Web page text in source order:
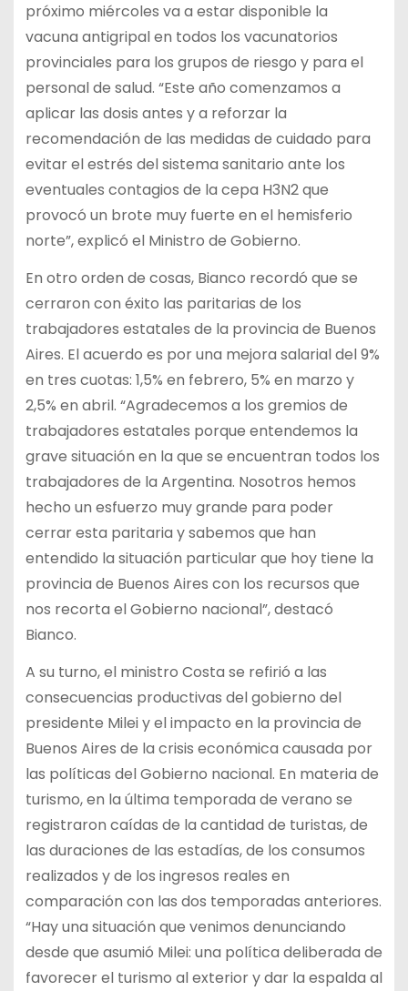
próximo miércoles va a estar disponible la
vacuna antigripal en todos los vacunatorios
provinciales para los grupos de riesgo y para el
personal de salud. “Este año comenzamos a
aplicar las dosis antes y a reforzar la
recomendación de las medidas de cuidado para
evitar el estrés del sistema sanitario ante los
eventuales contagios de la cepa H3N2 que
provocó un brote muy fuerte en el hemisferio
norte”, explicó el Ministro de Gobierno.
En otro orden de cosas, Bianco recordó que se
cerraron con éxito las paritarias de los
trabajadores estatales de la provincia de Buenos
Aires. El acuerdo es por una mejora salarial del 9%
en tres cuotas: 1,5% en febrero, 5% en marzo y
2,5% en abril. “Agradecemos a los gremios de
trabajadores estatales porque entendemos la
grave situación en la que se encuentran todos los
trabajadores de la Argentina. Nosotros hemos
hecho un esfuerzo muy grande para poder
cerrar esta paritaria y sabemos que han
entendido la situación particular que hoy tiene la
provincia de Buenos Aires con los recursos que
nos recorta el Gobierno nacional”, destacó
Bianco.
A su turno, el ministro Costa se refirió a las
consecuencias productivas del gobierno del
presidente Milei y el impacto en la provincia de
Buenos Aires de la crisis económica causada por
las políticas del Gobierno nacional. En materia de
turismo, en la última temporada de verano se
registraron caídas de la cantidad de turistas, de
las duraciones de las estadías, de los consumos
realizados y de los ingresos reales en
comparación con las dos temporadas anteriores.
“Hay una situación que venimos denunciando
desde que asumió Milei: una política deliberada de
favorecer el turismo al exterior y dar la espalda al